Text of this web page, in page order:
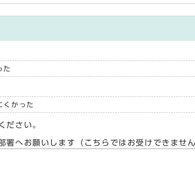
た
くかった
ださい。
署へお願いします（こちらではお受けできません